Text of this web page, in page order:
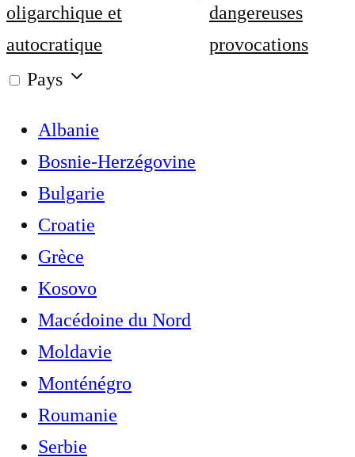
oligarchique et
autocratique
dangereuses
provocations
Pays
Albanie
Bosnie-Herzégovine
Bulgarie
Croatie
Grèce
Kosovo
Macédoine du Nord
Moldavie
Monténégro
Roumanie
Serbie